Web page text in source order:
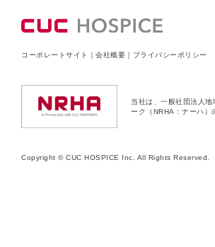
コーポレートサイト 会社概要 プライバシーポリシー
当社は、一般社団法人
ーク（NRHA：ナーハ）
Copyright © CUC HOSPICE Inc. All Rights Reserved.